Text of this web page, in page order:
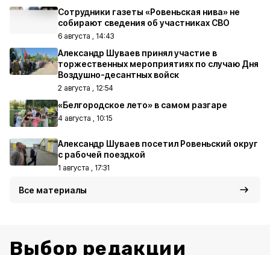
Сотрудники газеты «Ровеньская нива» не
собирают сведения об участниках СВО
6 августа , 14:43
Александр Шуваев принял участие в
торжественных мероприятиях по случаю Дня
Воздушно-десантных войск
2 августа , 12:54
«Белгородское лето» в самом разгаре
4 августа , 10:15
Александр Шуваев посетил Ровеньский округ
с рабочей поездкой
1 августа , 17:31
Все материалы
Выбор редакции